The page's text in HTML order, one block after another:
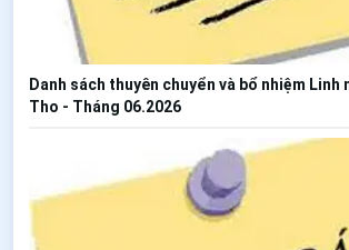
Danh sách thuyên chuyển và bổ nhiệm Linh
Tho - Tháng 06.2026